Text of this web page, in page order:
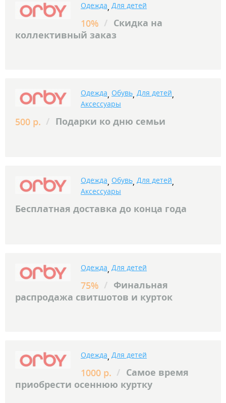
Одежда, Для детей
10% / Скидка на
коллективный заказ
Одежда, Обувь, Для детей,
Аксессуары
500 р. / Подарки ко дню семьи
Одежда, Обувь, Для детей,
Аксессуары
Бесплатная доставка до конца года
Одежда, Для детей
75% / Финальная
распродажа свитшотов и курток
Одежда, Для детей
1000 р. / Самое время
приобрести осеннюю куртку